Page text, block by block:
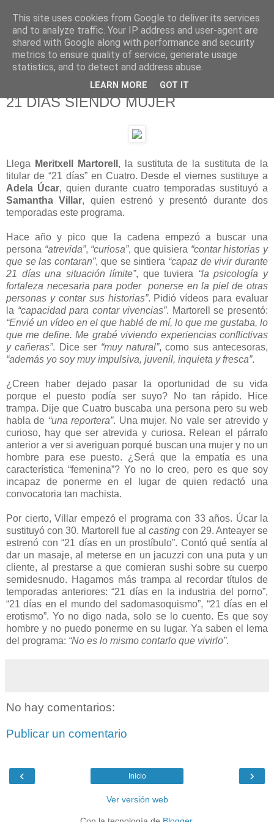
625 RANAS
LA TELEVISIÓN DESDE EL PUNTO DE VISTA BATRACIO
21 DÍAS SIENDO MUJER
Llega Meritxell Martorell , la sustituta de la sustituta de la
titular de “21 días” en Cuatro. Desde el viernes sustituye a
Adela Úcar, quien durante cuatro temporadas sustituyó a
Samantha Villar, quien estrenó y presentó durante dos
temporadas este programa.
Hace año y pico que la cadena empezó a buscar una
persona “atrevida”, “curiosa”, que quisiera “contar historias y
que se las contaran”, que se sintiera “capaz de vivir durante
21 días una situación límite”, que tuviera “la psicología y
fortaleza necesaria para poder ponerse en la piel de otras
personas y contar sus historias”. Pidió vídeos para evaluar
la “capacidad para contar vivencias”. Martorell se presentó:
“Envié un vídeo en el que hablé de mí, lo que me gustaba, lo
que me define. Me grabé viviendo experiencias conflictivas
y cañeras”. Dice ser “muy natural”, como sus antecesoras,
“además yo soy muy impulsiva, juvenil, inquieta y fresca”.
¿Creen haber dejado pasar la oportunidad de su vida
porque el puesto podía ser suyo? No tan rápido. Hice
trampa. Dije que Cuatro buscaba una persona pero su web
habla de “una reportera”. Una mujer. No vale ser atrevido y
curioso, hay que ser atrevida y curiosa. Relean el párrafo
anterior a ver si averiguan porqué buscan una mujer y no un
hombre para ese puesto. ¿Será que la empatía es una
característica “femenina”? Yo no lo creo, pero es que soy
incapaz de ponerme en el lugar de quien redactó una
convocatoria tan machista.
Por cierto, Villar empezó el programa con 33 años. Úcar la
sustituyó con 30. Martorell fue al castingcon 29. Anteayer se
estrenó con “21 días en un prostíbulo”. Contó qué sentía al
dar un masaje, al meterse en un jacuzzi con una puta y un
cliente, al prestarse a que comieran sushi sobre su cuerpo
semidesnudo. Hagamos más trampa al recordar títulos de
temporadas anteriores: “21 días en la industria del porno”,
“21 días en el mundo del sadomasoquismo”, “21 días en el
erotismo”. Yo no digo nada, solo se lo cuento. Es que soy
hombre y no puedo ponerme en su lugar. Ya saben el lema
del programa: “No es lo mismo contarlo que vivirlo”.
No hay comentarios:
Publicar un comentario
‹ ›
Inicio
Ver versión web
This site uses cookies from Google to deliver its services
and to analyze traffic. Your IP address and user-agent are
shared with Google along with performance and security
metrics to ensure quality of service, generate usage
statistics, and to detect and address abuse.
LEARN MORE GOT IT